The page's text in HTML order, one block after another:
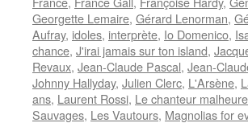
Georgette Lemaire, Gérard Lenorman,
Aufray, idoles, interprète, Io Domenico,
chance, J'irai jamais sur ton island,
Revaux, Jean-Claude Pascal, Jean-
Johnny Hallyday, Julien Clerc, L'Arsène,
ans, Laurent Rossi, Le chanteur
Sauvages, Les Vautours, Magnolias for